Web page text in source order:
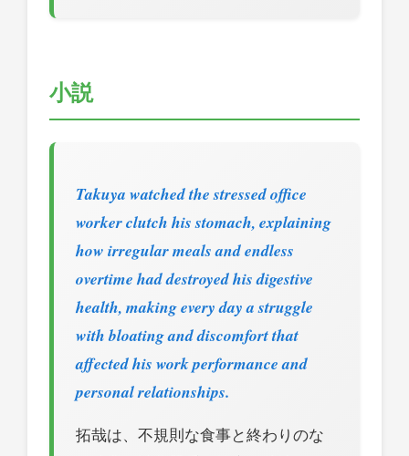
小説
Takuya watched the stressed office
worker clutch his stomach, explaining
how irregular meals and endless
overtime had destroyed his digestive
health, making every day a struggle
with bloating and discomfort that
affected his work performance and
personal relationships.
拓哉は、不規則な食事と終わりのな